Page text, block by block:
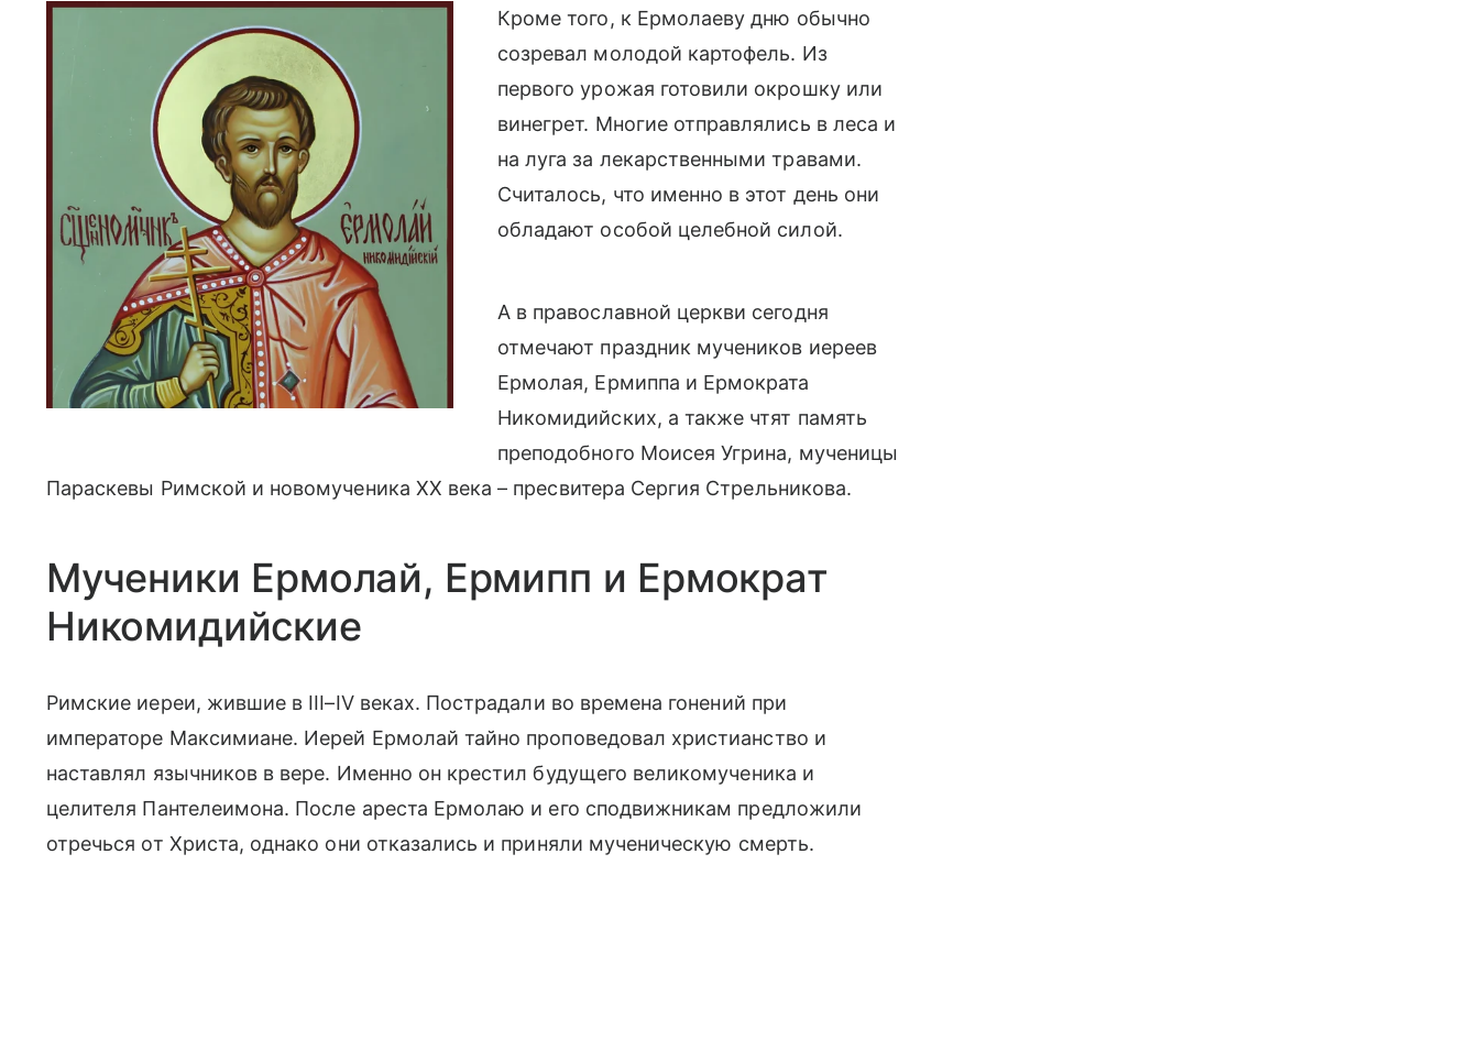
Кроме того, к Ермолаеву дню обычно
созревал молодой картофель. Из
первого урожая готовили окрошку или
винегрет. Многие отправлялись в леса и
на луга за лекарственными травами.
Считалось, что именно в этот день они
обладают особой целебной силой.
А в православной церкви сегодня
отмечают праздник мучеников иереев
Ермолая, Ермиппа и Ермократа
Никомидийских, а также чтят память
преподобного Моисея Угрина, мученицы
Параскевы Римской и новомученика XX века – пресвитера Сергия Стрельникова.
Мученики Ермолай, Ермипп и Ермократ
Никомидийские
Римские иереи, жившие в III–IV веках. Пострадали во времена гонений при
императоре Максимиане. Иерей Ермолай тайно проповедовал христианство и
наставлял язычников в вере. Именно он крестил будущего великомученика и
целителя Пантелеимона. После ареста Ермолаю и его сподвижникам предложили
отречься от Христа, однако они отказались и приняли мученическую смерть.